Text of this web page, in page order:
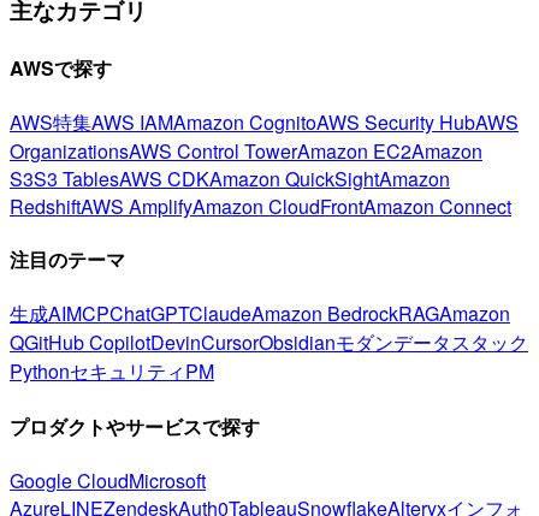
主なカテゴリ
AWSで探す
AWS特集AWS IAMAmazon CognitoAWS Security HubAWS
OrganizationsAWS Control TowerAmazon EC2Amazon
S3S3 TablesAWS CDKAmazon QuickSightAmazon
RedshiftAWS AmplifyAmazon CloudFrontAmazon Connect
注目のテーマ
生成AIMCPChatGPTClaudeAmazon BedrockRAGAmazon
QGitHub CopilotDevinCursorObsidianモダンデータスタック
PythonセキュリティPM
プロダクトやサービスで探す
Google CloudMicrosoft
AzureLINEZendeskAuth0TableauSnowflakeAlteryxインフォ